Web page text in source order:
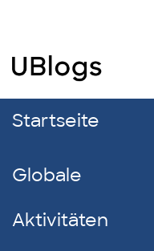
Startseite
Globale
Aktivitäten